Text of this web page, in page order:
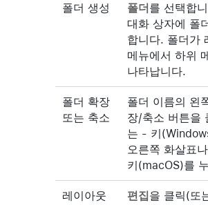
폴더 생성
폴더를 선택합
대화 상자에 폴
합니다. 폴더가
메뉴에서 하위
나타납니다.
폴더 확장
또는 축소
폴더 이름의 왼
장/축소 버튼을
는 - 키
오른쪽 화살표
키(macOS)를
레이아웃
편집을 클릭(또